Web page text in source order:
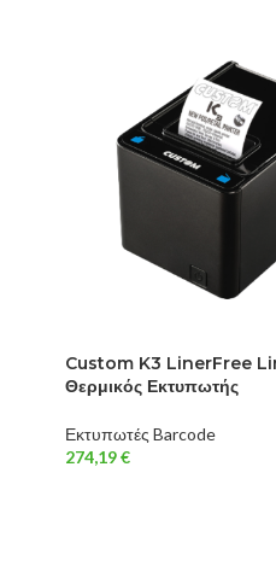
Custom K3 LinerFree
Θερμικός Εκτυπωτής
Εκτυπωτές Barcode
274,19€